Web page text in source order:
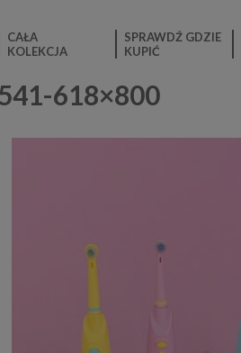
CAŁA
KOLEKCJA
SPRAWDŹ GDZIE
KUPIĆ
618×800